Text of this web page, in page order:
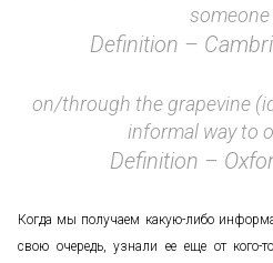
someone
Definition –
on/through the grapevine
informal way to
Definition –
Когда мы получаем какую-либо
свою очередь, узнали ее еще от